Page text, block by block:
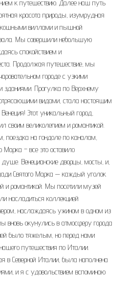
к путешествию. Далее наш путь
красота природы, изумрудная
виллами и пышной
Мы совершили небольшую
спокойствием и
Продолжая путешествие, мы
городе с узкими
зданиями. Прогулка по Верхнему
видами, стала настоящим
Этот уникальный город,
своим великолепием и романтикой.
поездка на гондоле по каналам,
– все это оставило
Венецианские дворцы, мосты, и,
Святого Марка ⏤ каждый уголок
и романтикой. Мы посетили музей
насладиться коллекцией
наслаждаясь ужином в одном из
вновь окунулись в атмосферу города
было тяжелым, но перед нами
путешествия по Италии.
в Северной Италии, была наполнена
и я с удовольствием вспоминаю